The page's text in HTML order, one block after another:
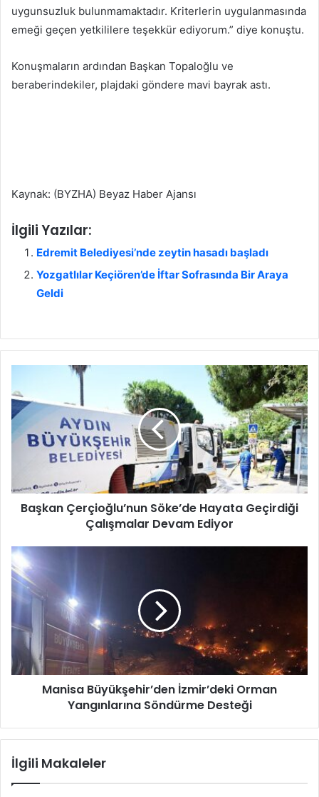
uygunsuzluk bulunmamaktadır. Kriterlerin uygulanmasında
emeği geçen yetkililere teşekkür ediyorum.” diye konuştu.
Konuşmaların ardından Başkan Topaloğlu ve
beraberindekiler, plajdaki göndere mavi bayrak astı.
Kaynak: (BYZHA) Beyaz Haber Ajansı
İlgili Yazılar:
Edremit Belediyesi’nde zeytin hasadı başladı
Yozgatlılar Keçiören’de İftar Sofrasında Bir Araya
Geldi
ş
k
a
r
ğ
l
u
’
u
S
ö
d
H
Başkan Çerçioğlu’nun Söke’de Hayata Geçirdiği
Çalışmalar Devam Ediyor
M
a
n
i
a
ü
y
Manisa Büyükşehir’den İzmir’deki Orman
Yangınlarına Söndürme Desteği
İlgili Makaleler